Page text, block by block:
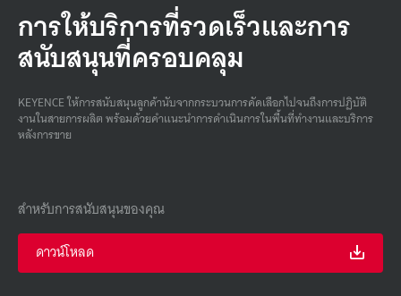
การให้บริการที่รวดเร็วและการ
สนับสนุนที่ครอบคลุม
KEYENCE ให้การสนับสนุนลูกค้านับจากกระบวนการคัดเลือกไปจนถึงการปฏิบัติ
งานในสายการผลิต พร้อมด้วยคําแนะนําการดําเนินการในพื้นที่ทํางานและบริการ
หลังการขาย
สำหรับการสนับสนุนของคุณ
ดาวน์โหลด